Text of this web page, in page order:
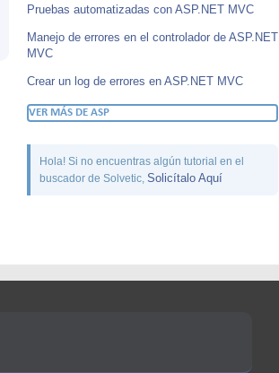
Pruebas automatizadas con ASP.NET MVC
Manejo de errores en el controlador de ASP.NET
MVC
Crear un log de errores en ASP.NET MVC
VER MÁS DE ASP
Hola! Si no encuentras algún tutorial en el
buscador de Solvetic, Solicítalo Aquí